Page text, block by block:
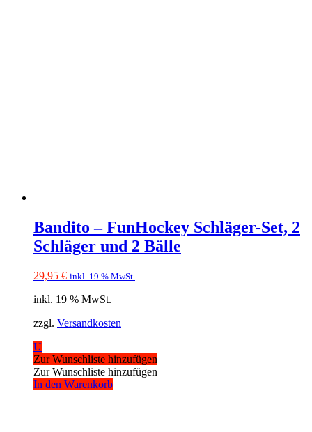
Bandito – FunHockey Schläger-Set, 2
Schläger und 2 Bälle
29,95 € inkl. 19 % MwSt.
inkl. 19 % MwSt.
zzgl. Versandkosten
U
Zur Wunschliste hinzufügen
Zur Wunschliste hinzufügen
In den Warenkorb